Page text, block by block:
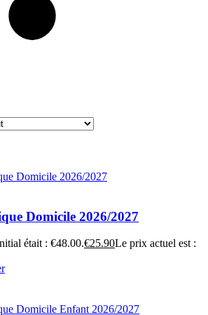
Domicile 2026/2027
était : €48.00.€25.90Le prix actuel est :